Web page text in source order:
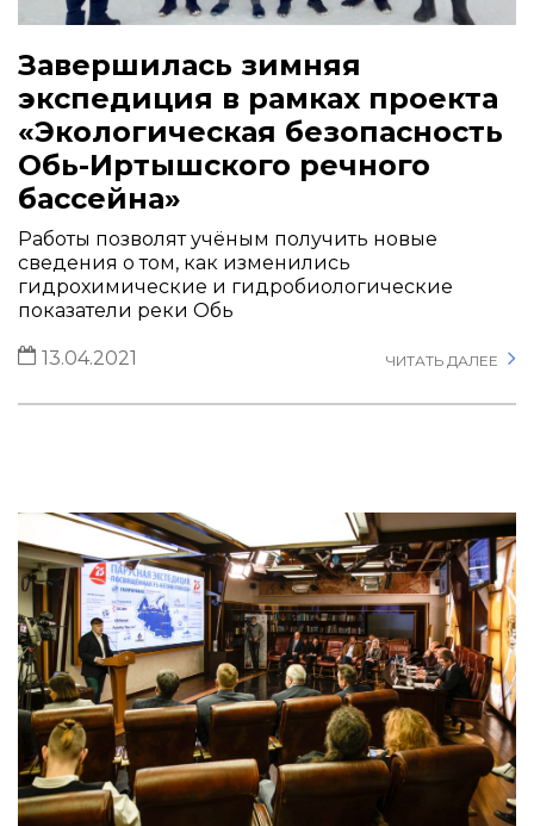
Завершилась зимняя
экспедиция в рамках проекта
«Экологическая безопасность
Обь-Иртышского речного
бассейна»
Работы позволят учёным получить новые
сведения о том, как изменились
гидрохимические и гидробиологические
показатели реки Обь
13.04.2021 ЧИТАТЬ ДАЛЕЕ